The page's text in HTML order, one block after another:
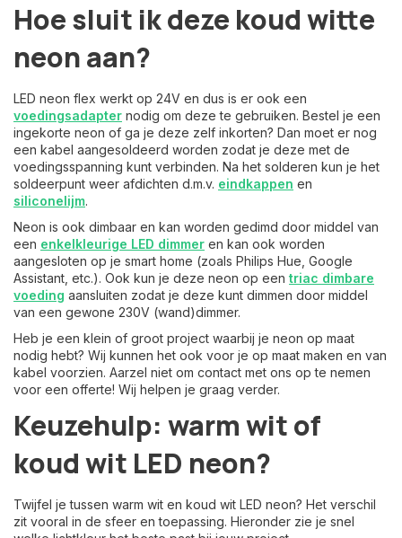
Hoe sluit ik deze koud witte
neon aan?
LED neon flex werkt op 24V en dus is er ook een
voedingsadapter nodig om deze te gebruiken. Bestel je een
ingekorte neon of ga je deze zelf inkorten? Dan moet er nog
een kabel aangesoldeerd worden zodat je deze met de
voedingsspanning kunt verbinden. Na het solderen kun je het
soldeerpunt weer afdichten d.m.v. eindkappen en
siliconelijm.
Neon is ook dimbaar en kan worden gedimd door middel van
een enkelkleurige LED dimmer en kan ook worden
aangesloten op je smart home (zoals Philips Hue, Google
Assistant, etc.). Ook kun je deze neon op een triac dimbare
voeding aansluiten zodat je deze kunt dimmen door middel
van een gewone 230V (wand)dimmer.
Heb je een klein of groot project waarbij je neon op maat
nodig hebt? Wij kunnen het ook voor je op maat maken en van
kabel voorzien. Aarzel niet om contact met ons op te nemen
voor een offerte! Wij helpen je graag verder.
Keuzehulp: warm wit of
koud wit LED neon?
Twijfel je tussen warm wit en koud wit LED neon? Het verschil
zit vooral in de sfeer en toepassing. Hieronder zie je snel